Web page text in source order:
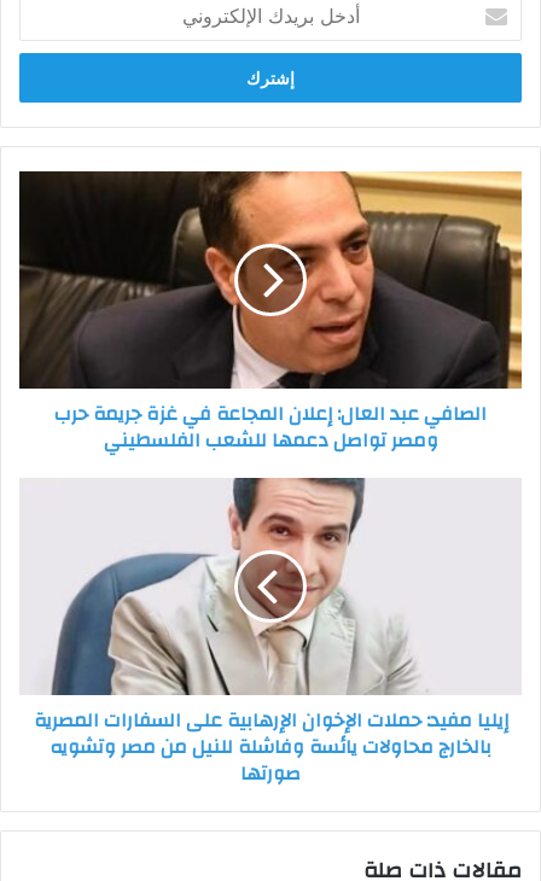
بريدك
الإلكتروني
الصافي
عبد
العال:
إعلان
المجاعة
غزة
جريمة
حرب
الصافي عبد العال: إعلان المجاعة في غزة جريمة حرب
ومصر تواصل دعمها للشعب الفلسطيني
بالخارج
محاولات
يائسة
من
وتشويه
إيليا مفيد: حملات الإخوان الإرهابية على السفارات المصرية
بالخارج محاولات يائسة وفاشلة للنيل من مصر وتشويه
صورتها
مقالات ذات صلة